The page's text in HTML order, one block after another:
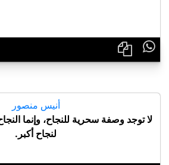

أنيس منصور
لا توجد وصفة سحرية للنجاح، وإنما
لنجاح أكبر.